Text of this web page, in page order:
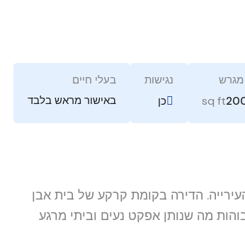
מגרש
sq ft
נגישות
כן
בעלי חיים
באישור מראש בלבד
הדירה בקומת קרקע של בית אבן
תקרות גבוהות מה שנותן אפקט נעים וביתי מרגע